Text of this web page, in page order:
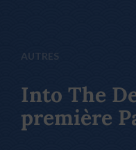
AUTRES
Into The
première